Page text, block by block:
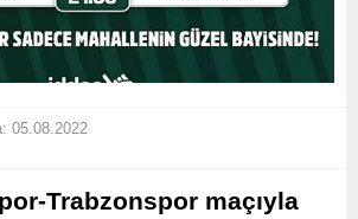
05.08.2022
Trabzonspor maçıyla